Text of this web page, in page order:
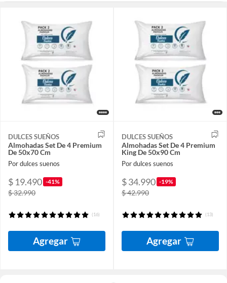
DULCES SUEÑOS
Almohadas Set De 4 Premium
De 50x70 Cm
Por dulces suenos
$ 19.490 -41%
$ 32.990
(16)
Agregar
DULCES SUEÑOS
Almohadas Set De 4 Premium
King De 50x90 Cm
Por dulces suenos
$ 34.990 -19%
$ 42.990
(13)
Agregar